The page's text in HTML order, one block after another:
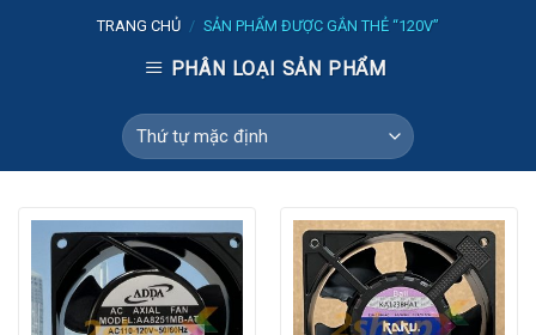
TRANG CHỦ / SẢN PHẨM ĐƯỢC GẮN THẺ “120V”
PHÂN LOẠI SẢN PHẨM